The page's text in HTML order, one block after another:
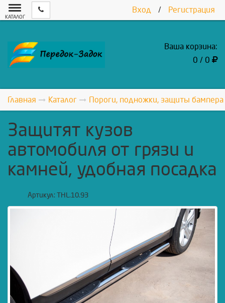
Вход / Регистрация
КАТАЛОГ
Ваша корзина:
0 / 0
Главная Каталог Пороги, подножки, защиты
Защитят кузов
автомобиля от грязи и
камней, удобная посадка
Артикул: THL.10.93